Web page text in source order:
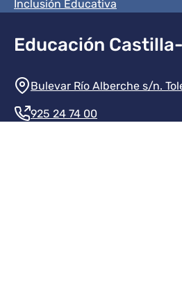
Inclusión Educativa
Educación
Información de la
Bulevar Río Alberche s/n.
925 24 74 00